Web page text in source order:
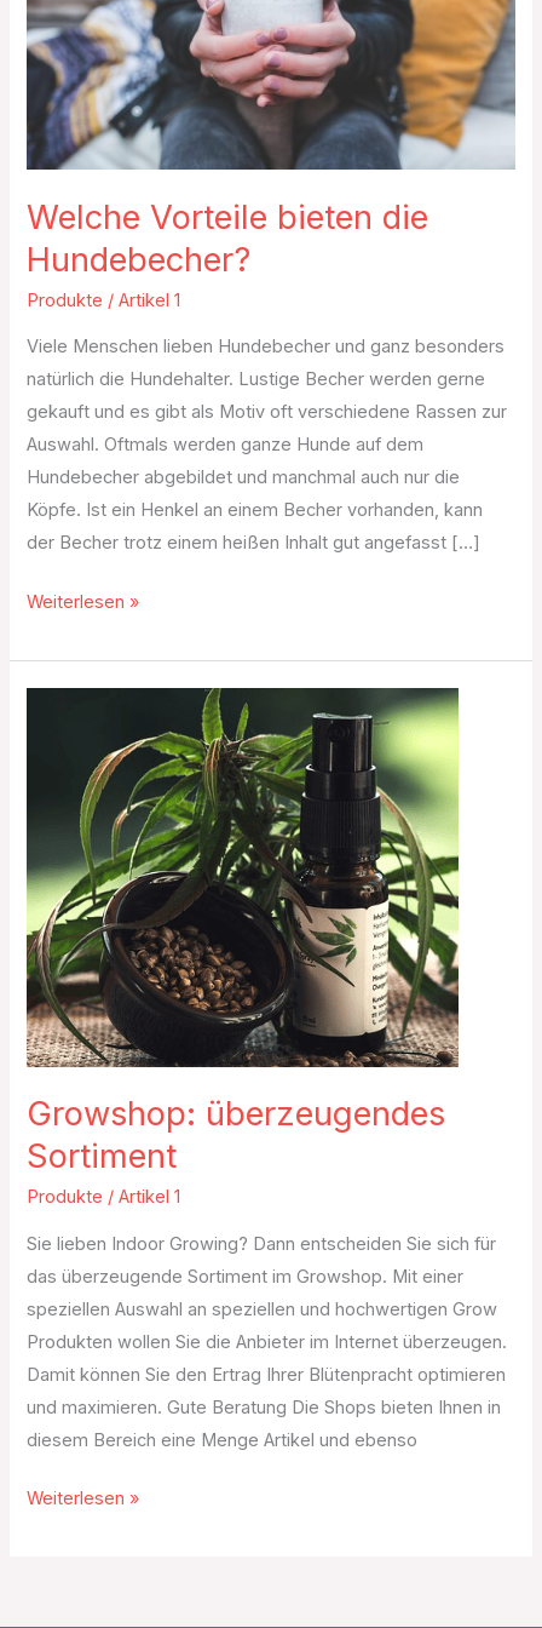
Welche Vorteile bieten die
Hundebecher?
Produkte /Artikel 1
Viele Menschen lieben Hundebecher und ganz besonders
natürlich die Hundehalter. Lustige Becher werden gerne
gekauft und es gibt als Motiv oft verschiedene Rassen zur
Auswahl. Oftmals werden ganze Hunde auf dem
Hundebecher abgebildet und manchmal auch nur die
Köpfe. Ist ein Henkel an einem Becher vorhanden, kann
der Becher trotz einem heißen Inhalt gut angefasst […]
Weiterlesen »
Growshop: überzeugendes
Sortiment
Produkte /Artikel 1
Sie lieben Indoor Growing? Dann entscheiden Sie sich für
das überzeugende Sortiment im Growshop. Mit einer
speziellen Auswahl an speziellen und hochwertigen Grow
Produkten wollen Sie die Anbieter im Internet überzeugen.
Damit können Sie den Ertrag Ihrer Blütenpracht optimieren
und maximieren. Gute Beratung Die Shops bieten Ihnen in
diesem Bereich eine Menge Artikel und ebenso
überzeugendes
Sortiment
Weiterlesen »